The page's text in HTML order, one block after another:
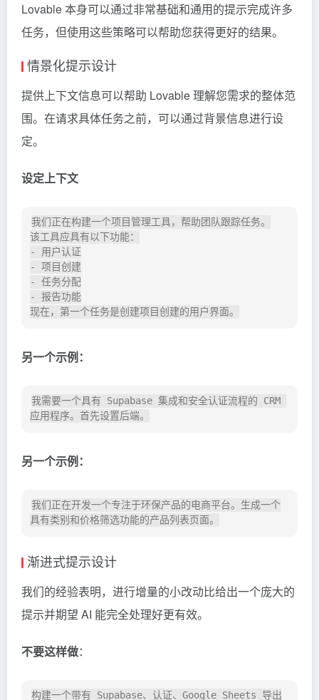
Lovable 本身可以通过非常基础和通用的提示完成许多
任务，但使用这些策略可以帮助您获得更好的结果。
情景化提示设计
提供上下文信息可以帮助 Lovable 理解您需求的整体范
围。在请求具体任务之前，可以通过背景信息进行设
定。
设定上下文
我们正在构建一个项目管理工具，帮助团队跟踪任务。
该工具应具有以下功能：
- 用户认证
- 项目创建
- 任务分配
- 报告功能
另一个示例：
我需要一个具有 Supabase 集成和安全认证流程的 CRM
另一个示例：
我们正在开发一个专注于环保产品的电商平台。生成一个
渐进式提示设计
我们的经验表明，进行增量的小改动比给出一个庞大的
提示并期望 AI 能完全处理好更有效。
不要这样做：
构建一个带有 Supabase、认证、Google Sheets 导出